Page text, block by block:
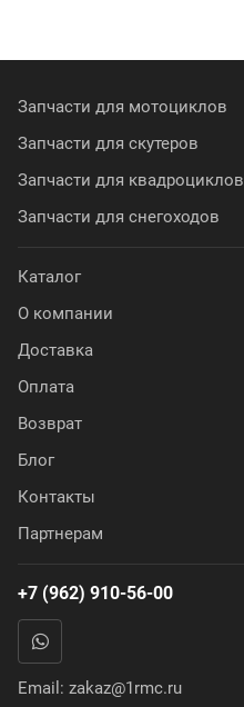
Запчасти для мотоциклов
Запчасти для скутеров
Запчасти для квадроциклов
Запчасти для снегоходов
Каталог
О компании
Доставка
Оплата
Возврат
Блог
Контакты
Партнерам
+7 (962) 910-56-00
Email: zakaz@1rmc.ru